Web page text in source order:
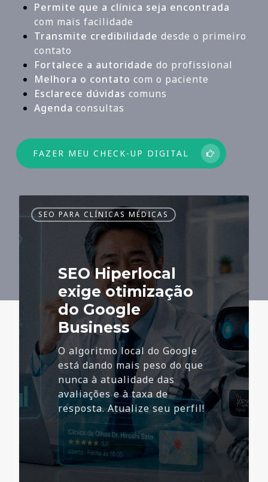
Permite que a clínica seja encontrada
com mais facilidade
Transmite credibilidade desde o primeiro
contato
Fortalece a autoridade do profissional
Melhora o contato com o paciente
Esclarece dúvidas comuns
Agenda consultas
FAZER MEU CHECK-UP DIGITAL
Hiperlocal
otimização
Business
SEO PARA CLÍNICAS MÉDICAS
SEO Hiperlocal
exige otimização
do Google
Business
O algoritmo local do Google
está dando mais peso do que
nunca à atualidade das
avaliações e à taxa de
resposta. Atualize seu perfil!